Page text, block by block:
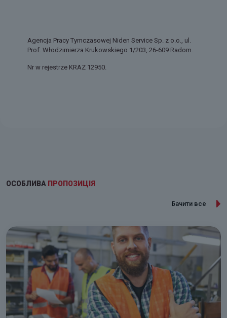
Agencja Pracy Tymczasowej Niden Service Sp. z o.o., ul.
Prof. Włodzimierza Krukowskiego 1/203, 26-609 Radom.
Nr w rejestrze KRAZ 12950.
ОСОБЛИВА ПРОПОЗИЦІЯ
Бачити все